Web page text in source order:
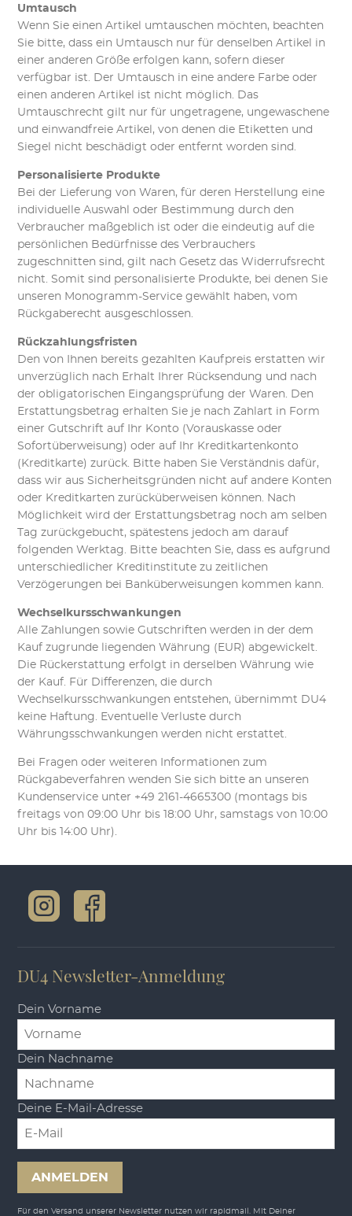
Umtausch
Wenn Sie einen Artikel umtauschen möchten, beachten
Sie bitte, dass ein Umtausch nur für denselben Artikel in
einer anderen Größe erfolgen kann, sofern dieser
verfügbar ist. Der Umtausch in eine andere Farbe oder
einen anderen Artikel ist nicht möglich. Das
Umtauschrecht gilt nur für ungetragene, ungewaschene
und einwandfreie Artikel, von denen die Etiketten und
Siegel nicht beschädigt oder entfernt worden sind.
Personalisierte Produkte
Bei der Lieferung von Waren, für deren Herstellung eine
individuelle Auswahl oder Bestimmung durch den
Verbraucher maßgeblich ist oder die eindeutig auf die
persönlichen Bedürfnisse des Verbrauchers
zugeschnitten sind, gilt nach Gesetz das Widerrufsrecht
nicht. Somit sind personalisierte Produkte, bei denen Sie
unseren Monogramm-Service gewählt haben, vom
Rückgaberecht ausgeschlossen.
Rückzahlungsfristen
Den von Ihnen bereits gezahlten Kaufpreis erstatten wir
unverzüglich nach Erhalt Ihrer Rücksendung und nach
der obligatorischen Eingangsprüfung der Waren. Den
Erstattungsbetrag erhalten Sie je nach Zahlart in Form
einer Gutschrift auf Ihr Konto (Vorauskasse oder
Sofortüberweisung) oder auf Ihr Kreditkartenkonto
(Kreditkarte) zurück. Bitte haben Sie Verständnis dafür,
dass wir aus Sicherheitsgründen nicht auf andere Konten
oder Kreditkarten zurücküberweisen können. Nach
Möglichkeit wird der Erstattungsbetrag noch am selben
Tag zurückgebucht, spätestens jedoch am darauf
folgenden Werktag. Bitte beachten Sie, dass es aufgrund
unterschiedlicher Kreditinstitute zu zeitlichen
Verzögerungen bei Banküberweisungen kommen kann.
Wechselkursschwankungen
Alle Zahlungen sowie Gutschriften werden in der dem
Kauf zugrunde liegenden Währung (EUR) abgewickelt.
Die Rückerstattung erfolgt in derselben Währung wie
der Kauf. Für Differenzen, die durch
Wechselkursschwankungen entstehen, übernimmt DU4
keine Haftung. Eventuelle Verluste durch
Währungsschwankungen werden nicht erstattet.
Bei Fragen oder weiteren Informationen zum
Rückgabeverfahren wenden Sie sich bitte an unseren
Kundenservice unter +49 2161-4665300 (montags bis
freitags von 09:00 Uhr bis 18:00 Uhr, samstags von 10:00
Uhr bis 14:00 Uhr).
DU4 Newsletter-Anmeldung
Dein Vorname
Dein Nachname
Deine E-Mail-Adresse
ANMELDEN
Für den Versand unserer Newsletter nutzen wir rapidmail. Mit Deiner